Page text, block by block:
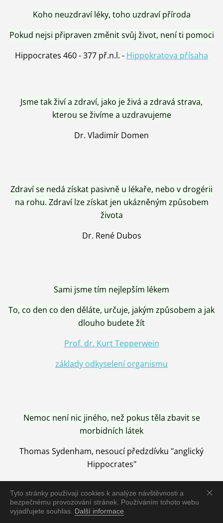
Tyto stránky používají cookies k analýze návštěvnosti a
bezpečnému provozování stránek. Používáním tohoto webu
vyjadřujete souhlas. Další informace
Koho neuzdraví léky, toho uzdraví příroda
Pokud nejsi připraven změnit svůj život, není ti pomoci
Hippocrates 460 - 377 př.n.l. - Hippokratova přísaha
Jsme tak živí a zdraví, jako je živá a zdravá strava,
kterou se živíme a uzdravujeme
Dr. Vladimír Domen
Zdraví se nedá získat pasivně u lékaře, nebo v drogérii
na rohu. Zdraví lze získat jen ukázněným způsobem
života
Dr. René Dubos
Sami jsme tím nejlepším lékem
To, co den co den děláte, určuje, jakým způsobem a jak
dlouho budete žít
Prof. dr. Kurt Tepperwein
základy odkyselení organismu
Nemoc není nic jiného, než pokus těla zbavit se
morbidních látek
Thomas Sydenham, nesoucí předzdívku "anglický
Hippocrates"
Nemoc je vyléčena jen pomocí Přírody, neutralizací a